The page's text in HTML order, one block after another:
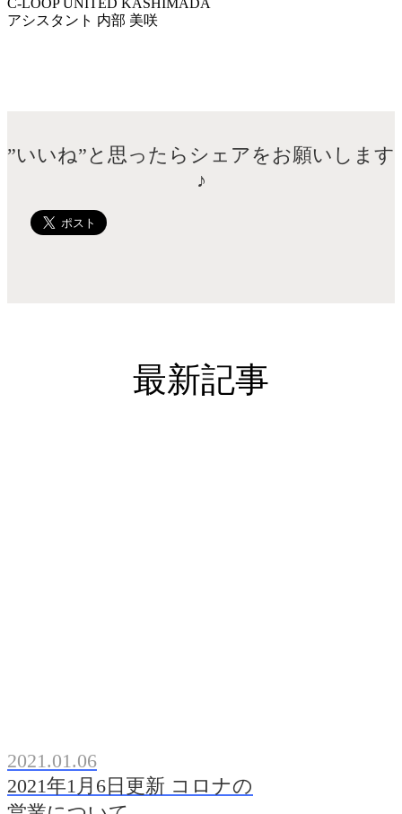
アシスタント 内部 美咲
”いいね”と思ったらシェアをお願いします
♪
最新記事
2021.01.06
2021年1月6日更新 コロナの